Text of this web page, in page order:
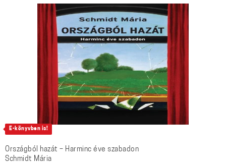
E-könyvben is!
Országból hazát – Harminc éve szabadon
Schmidt Mária